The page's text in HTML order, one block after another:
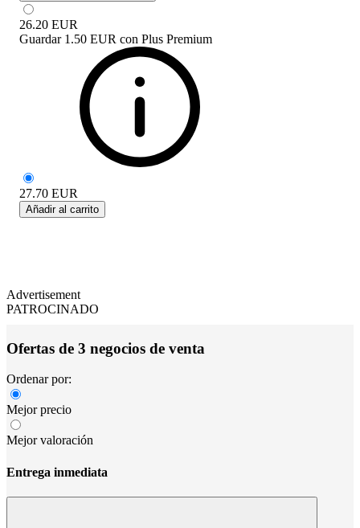
26.20 EUR
Guardar 1.50 EUR con Plus Premium
27.70 EUR
Añadir al carrito
Advertisement
PATROCINADO
Ofertas de 3 negocios de venta
Ordenar por:
Mejor precio
Mejor valoración
Entrega inmediata